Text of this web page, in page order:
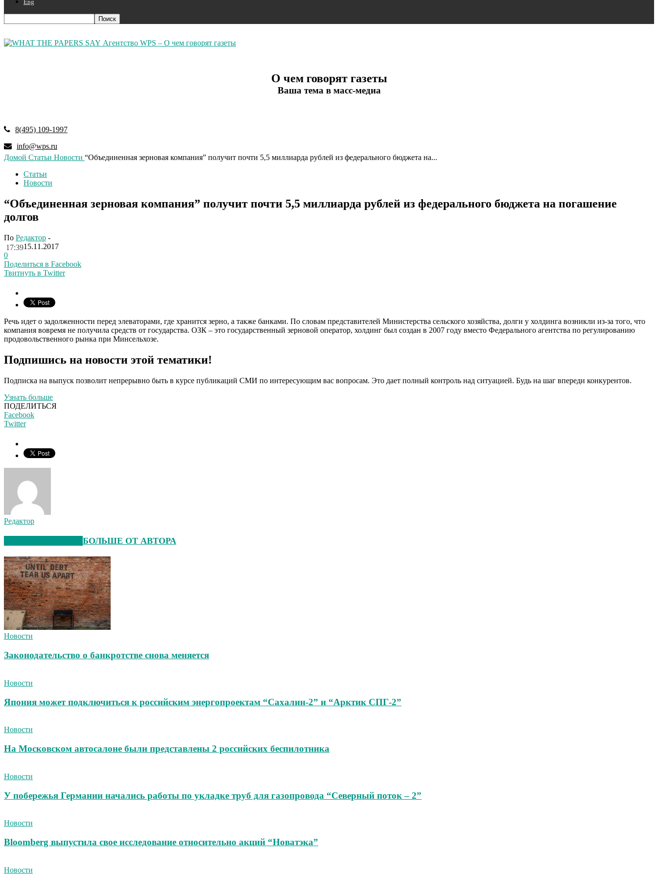
Eng
Агентство WPS – О чем говорят газеты
О чем говорят газеты
Ваша тема в масс-медиа
8(495) 109-1997
info@wps.ru
Домой Статьи Новости “Объединенная зерновая компания” получит почти 5,5 миллиарда рублей из федерального бюджета на...
Статьи
Новости
“Объединенная зерновая компания” получит почти 5,5 миллиарда рублей из федерального бюджета на погашение
долгов
По Редактор -
15.11.2017
17:39
0
Поделиться в Facebook
Твитнуть в Twitter
Речь идет о задолженности перед элеваторами, где хранится зерно, а также банками. По словам представителей Министерства сельского хозяйства, долги у холдинга возникли из-за того, что
компания вовремя не получила средств от государства. ОЗК – это государственный зерновой оператор, холдинг был создан в 2007 году вместо Федерального агентства по регулированию
продовольственного рынка при Минсельхозе.
Подпишись на новости этой тематики!
Подписка на выпуск позволит непрерывно быть в курсе публикаций СМИ по интересующим вас вопросам. Это дает полный контроль над ситуацией. Будь на шаг впереди конкурентов.
Узнать больше
ПОДЕЛИТЬСЯ
Facebook
Twitter
Редактор
БОЛЬШЕ ОТ АВТОРА
Новости
Законодательство о банкротстве снова меняется
Новости
Япония может подключиться к российским энергопроектам “Сахалин-2” и “Арктик СПГ-2”
Новости
На Московском автосалоне были представлены 2 российских беспилотника
Новости
У побережья Германии начались работы по укладке труб для газопровода “Северный поток – 2”
Новости
Bloomberg выпустила свое исследование относительно акций “Новатэка”
Новости